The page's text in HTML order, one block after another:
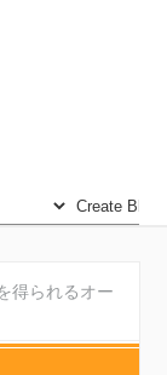
得られるオー